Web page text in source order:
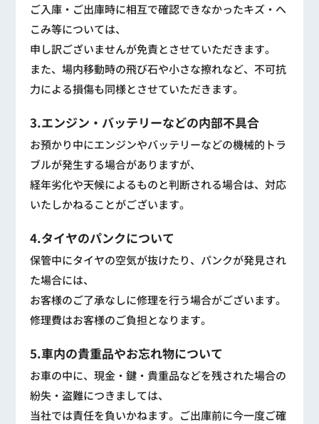
ご入庫・ご出庫時に相互で確認できなかったキズ・へ
こみ等については、
申し訳ございませんが免責とさせていただきます。
また、場内移動時の飛び石や小さな擦れなど、不可抗
力による損傷も同様とさせていただきます。
3.エンジン・バッテリーなどの内部不具合
お預かり中にエンジンやバッテリーなどの機械的トラ
ブルが発生する場合がありますが、
経年劣化や天候によるものと判断される場合は、対応
いたしかねることがございます。
4.タイヤのパンクについて
保管中にタイヤの空気が抜けたり、パンクが発見され
た場合には、
お客様のご了承なしに修理を行う場合がございます。
修理費はお客様のご負担となります。
5.車内の貴重品やお忘れ物について
お車の中に、現金・鍵・貴重品などを残された場合の
紛失・盗難につきましては、
当社では責任を負いかねます。ご出庫前に今一度ご確